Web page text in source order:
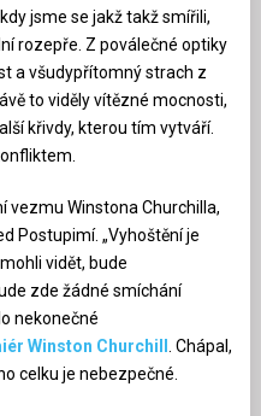
jsme se jakž takž smířili,
rozepře. Z poválečné optiky
a všudypřítomný strach z
to viděly vítězné mocnosti,
křivdy, kterou tím vytváří.
vezmu Winstona Churchilla,
Postupimí. „Vyhoštění je
vidět, bude
zde žádné smíchání
nekonečné
Winston Churchill . Chápal,
celku je nebezpečné.